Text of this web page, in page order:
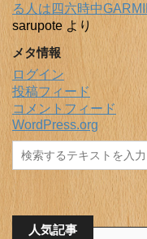
る人は四六時中
sarupote より
メタ情報
ログイン
投稿フィード
コメントフィード
WordPress.org
人気記事